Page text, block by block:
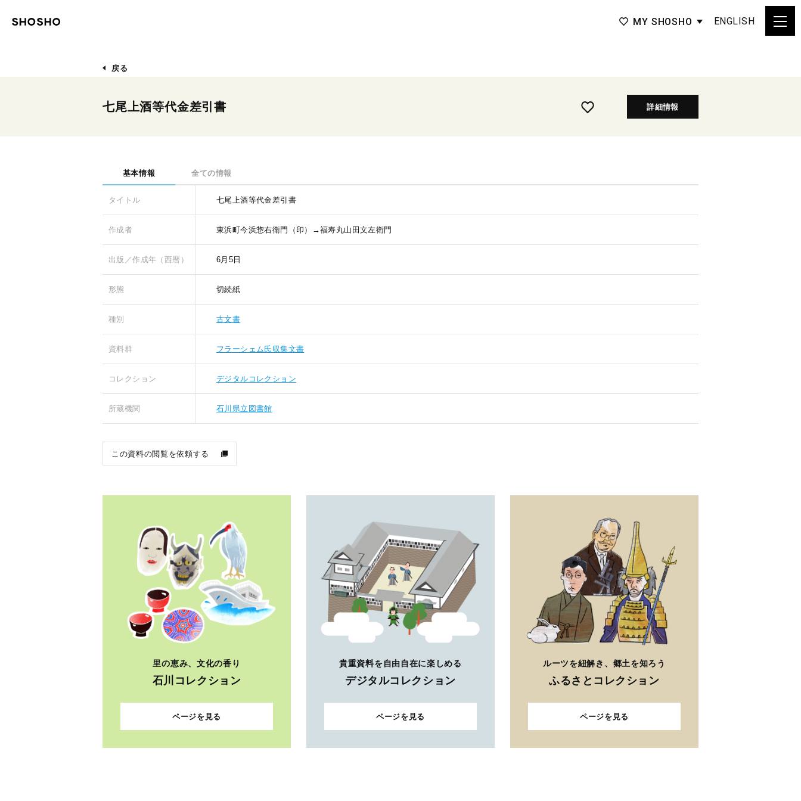
MY SHOSHO ENGLISH
戻る
七尾上酒等代金差引書 詳細情報
基本情報 全ての情報
タイトル 七尾上酒等代金差引書
作成者 東浜町今浜惣右衛門（印）→福寿丸山田文左衛門
出版／作成年（西暦） 6月5日
形態 切続紙
種別 古文書
資料群 フラーシェム氏収集文書
コレクション デジタルコレクション
所蔵機関 石川県立図書館
この資料の閲覧を依頼する
里の恵み、文化の香り
石川コレクション
ページを見る
貴重資料を自由自在に楽しめる
デジタルコレクション
ページを見る
ルーツを紐解き、郷土を知ろう
ふるさとコレクション
ページを見る